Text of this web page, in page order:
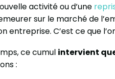
activité ou d’une
sur le marché de
entreprise. C’est ce que
ce cumul intervient
: